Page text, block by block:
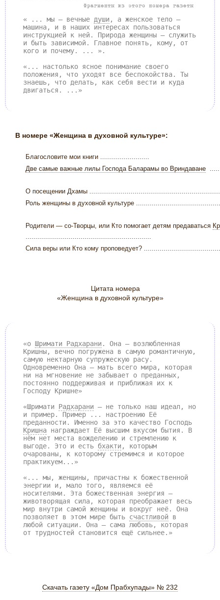
Фрагменты из этого номера газеты
« ... мы – вечные души , а женское тело –
машина, и в наших интересах пользоваться
инструкцией к ней. Природа женщины — служить
и быть зависимой. Главное понять, кому, от
кого и почему. ... ».
«... настолько ясное понимание своего
положения, что уходят все беспокойства. Ты
знаешь, что делать, как себя вести и куда
двигаться. ...»
В номере «Женщина в духовной культуре»:
Благословите мои книги .........................
Две самые важные лилы Господа Баларамы во Вриндаване
О посещении Дхамы
Роль женщины в духовной культуре
Родители — со-Творцы, или Кто помогает детям предаваться
Сила веры или Кто кому проповедует?
Цитата номера
«Женщина в духовной культуре»
«о Шримати Радхарани . Она — возлюбленная
Кришны, вечно погружена в самую романтичную,
самую нектарную супружескую расу.
Одновременно Она — мать всего мира, которая
ни на мгновение не забывает о преданных,
постоянно поддерживая и приближая их к
Господу Кришне»
«Шримати Радхарани – не только наш идеал, но
и пример. Пример ... настроению Её
преданности. Именно за это качество Господь
Кришна награждает Её высшим вкусом бытия. В
нём нет места вожделению и стремлению к
выгоде. Это и есть бхакти , которым
очарованы, к которому стремимся и которое
практикуем...»
«... мы, женщины, причастны к божественной
энергии и, мало того, являемся её
носителями. Эта божественная энергия –
животворящая сила, которая преображает весь
мир внутри самой женщины и вокруг неё. Она
позволяет в этом мире быть счастливой в
любой ситуации. Она – сама любовь, которая
от трудностей становится ещё сильнее.»
Скачать газету «Дом Прабхупады» № 232